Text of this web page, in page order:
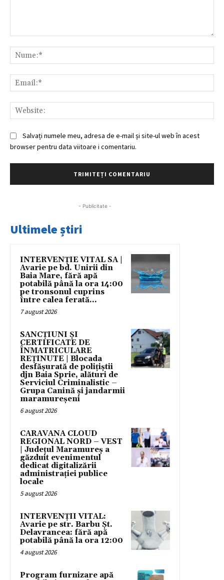
Salvați numele meu, adresa de e-mail și site-ul web în acest
browser pentru data viitoare i comentariu.
- Publicitate -
Ultimele știri
INTERVENȚIE VITAL SA |
Avarie pe bd. Unirii din
Baia Mare, fără apă
potabilă până la ora 14:00
pe tronsonul cuprins
între calea ferată...
7 august 2026
SANCȚIUNI ȘI
CERTIFICATE DE
ÎNMATRICULARE
REȚINUTE | Blocada
desfășurată de polițiștii
djn Baia Sprie, alături de
Serviciul Criminalistic –
Grupa Canină și jandarmii
maramureșeni
6 august 2026
CARAVANA CLOUD
REGIONAL NORD – VEST
| Județul Maramureș a
găzduit evenimentul
dedicat digitalizării
administrației publice
locale
5 august 2026
INTERVENȚII VITAL:
Avarie pe str. Barbu Șt.
Delavrancea: fără apă
potabilă până la ora 12:00
4 august 2026
Program furnizare apă